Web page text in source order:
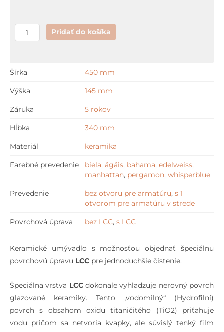
Pridať do košíka
Šírka 450 mm
Výška 145 mm
Záruka 5 rokov
Hĺbka 340 mm
Materiál keramika
Farebné prevedenie biela, ägäis, bahama, edelweiss,
manhattan, pergamon, whisperblue
Prevedenie bez otvoru pre armatúru, s 1
otvorom pre armatúru v strede
Povrchová úprava bez LCC, s LCC
Keramické umývadlo s možnosťou objednať špeciálnu
povrchovú úpravu LCC pre jednoduchšie čistenie.
Špeciálna vrstva LCCdokonale vyhladzuje nerovný povrch
glazované keramiky. Tento „vodomilný“ (Hydrofilní)
povrch s obsahom oxidu titaničitého (TiO2) priťahuje
vodu pričom sa netvoria kvapky, ale súvislý tenký film